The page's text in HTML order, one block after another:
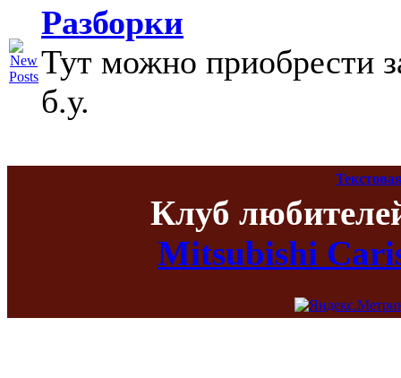
Разборки
Тут можно приобрести
б.у.
Клуб
Mitsubishi